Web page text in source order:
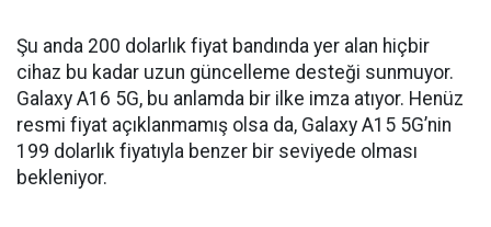
Şu anda 200 dolarlık fiyat bandında yer alan hiçbir
cihaz bu kadar uzun güncelleme desteği sunmuyor.
Galaxy A16 5G, bu anlamda bir ilke imza atıyor. Henüz
resmi fiyat açıklanmamış olsa da, Galaxy A15 5G’nin
199 dolarlık fiyatıyla benzer bir seviyede olması
bekleniyor.